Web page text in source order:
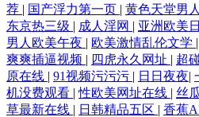
荐 | 国产浮力第一页 | 黄色天堂男人
东京热三级 | 成人淫网 | 亚洲欧美
男人欧美午夜 | 欧美激情乱伦文学 |
爽爽插逼视频 | 四虎永久网址 | 超
原在线 | 91视频污污污 | 日日夜夜|
机没费观看 |性欧美网址在线 | 丝
草最新在线 | 日韩精品五区 | 香蕉